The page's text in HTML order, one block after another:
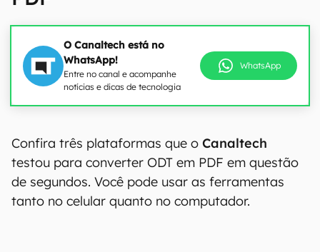
O Canaltech está no
WhatsApp!
Entre no canal e acompanhe
notícias e dicas de tecnologia
WhatsApp